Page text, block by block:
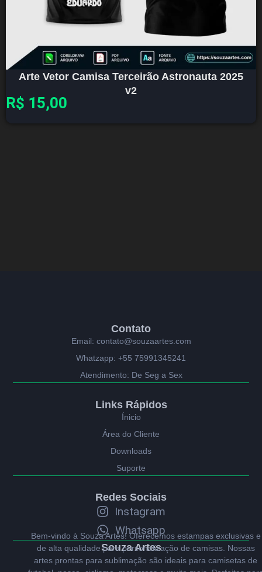
Arte Vetor Camisa Terceirão Astronauta 2025
v2
R$ 15,00
Souza Artes
Bem-vindo à Souza Artes! Oferecemos estampas exclusivas e
de alta qualidade para personalização de camisas. Nossas
artes prontas para sublimação são ideais para camisetas de
Contato
Email: contato@souzaartes.com
Whatzapp: +55 75991345241
Atendimento: De Seg a Sex
Redes Sociais
Instagram
Whatsapp
Links Rápidos
Ínicio
Área do Cliente
Downloads
Suporte